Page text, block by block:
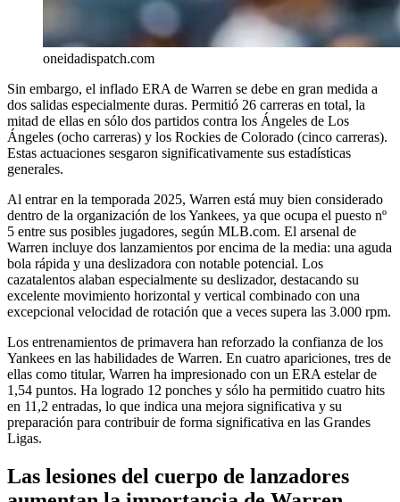
oneidadispatch.com
Sin embargo, el inflado ERA de Warren se debe en gran medida a
dos salidas especialmente duras. Permitió 26 carreras en total, la
mitad de ellas en sólo dos partidos contra los Ángeles de Los
Ángeles (ocho carreras) y los Rockies de Colorado (cinco carreras).
Estas actuaciones sesgaron significativamente sus estadísticas
generales.
Al entrar en la temporada 2025, Warren está muy bien considerado
dentro de la organización de los Yankees, ya que ocupa el puesto nº
5 entre sus posibles jugadores, según MLB.com. El arsenal de
Warren incluye dos lanzamientos por encima de la media: una aguda
bola rápida y una deslizadora con notable potencial. Los
cazatalentos alaban especialmente su deslizador, destacando su
excelente movimiento horizontal y vertical combinado con una
excepcional velocidad de rotación que a veces supera las 3.000 rpm.
Los entrenamientos de primavera han reforzado la confianza de los
Yankees en las habilidades de Warren. En cuatro apariciones, tres de
ellas como titular, Warren ha impresionado con un ERA estelar de
1,54 puntos. Ha logrado 12 ponches y sólo ha permitido cuatro hits
en 11,2 entradas, lo que indica una mejora significativa y su
preparación para contribuir de forma significativa en las Grandes
Ligas.
Las lesiones del cuerpo de lanzadores